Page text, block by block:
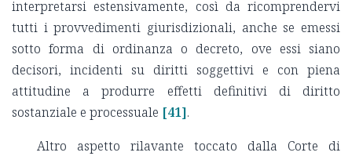
interpretarsi estensivamente, così da ricomprendervi
tutti i provvedimenti giurisdizionali, anche se emessi
sotto forma di ordinanza o decreto, ove essi siano
decisori, incidenti su diritti soggettivi e con piena
attitudine a produrre effetti definitivi di diritto
sostanziale e processuale [41].
Altro aspetto rilavante toccato dalla Corte di